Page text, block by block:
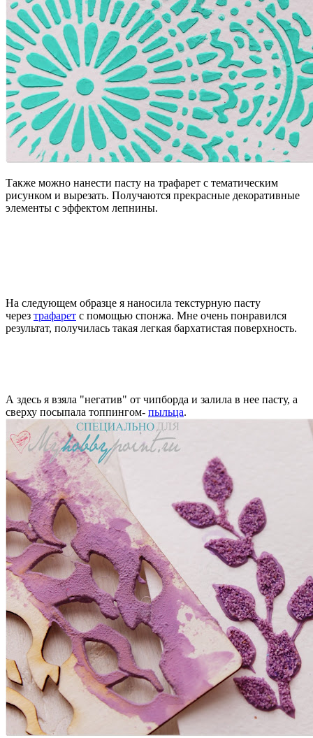
Также можно нанести пасту на трафарет с тематическим
рисунком и вырезать. Получаются прекрасные декоративные
элементы с эффектом лепнины.
На следующем образце я наносила текстурную пасту
через трафарет с помощью спонжа. Мне очень понравился
результат, получилась такая легкая бархатистая поверхность.
А здесь я взяла "негатив" от чипборда и залила в нее пасту, а
сверху посыпала топпингом- пыльца.